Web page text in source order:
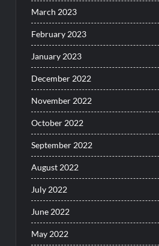
March 2023
February 2023
January 2023
December 2022
November 2022
October 2022
September 2022
August 2022
July 2022
June 2022
May 2022